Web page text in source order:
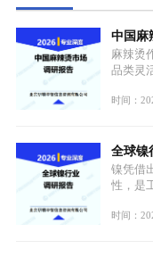
中国麻
麻辣烫
品类灵
型，叠
特点，
具备强
时间：
全球镍
镍凭借
性，是
用价值
时间：